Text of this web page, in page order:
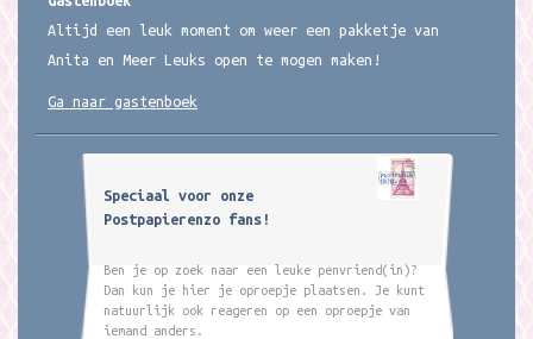
Altijd een leuk moment om weer een pakketje van
Anita en Meer Leuks open te mogen maken!
Ga naar gastenboek
Speciaal voor onze
Postpapierenzo fans!
Ben je op zoek naar een leuke penvriend(in)?
Dan kun je hier je oproepje plaatsen. Je kunt
natuurlijk ook reageren op een oproepje van
iemand anders.